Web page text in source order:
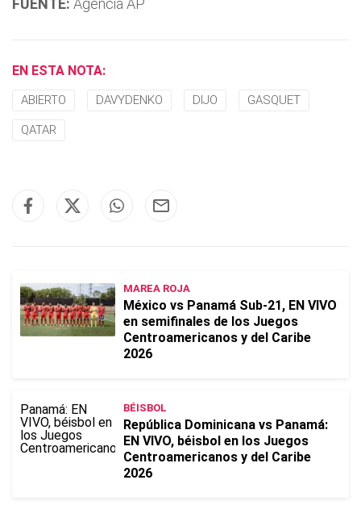
FUENTE: Agencia AP
EN ESTA NOTA:
ABIERTO DAVYDENKO DIJO GASQUET
QATAR
MAREA ROJA
México vs Panamá Sub-21, EN VIVO
en semifinales de los Juegos
Centroamericanos y del Caribe
2026
BÉISBOL
República Dominicana vs Panamá:
EN VIVO, béisbol en los Juegos
Centroamericanos y del Caribe
2026